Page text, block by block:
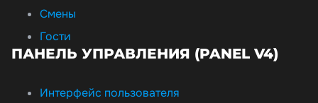
Смены
Гости
ПАНЕЛЬ УПРАВЛЕНИЯ (PANEL V4)
Интерфейс пользователя